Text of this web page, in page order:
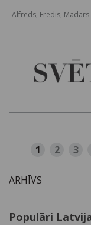
Alfrēds, Fredis, Madars
1 2 3
ARHĪVS
Populāri